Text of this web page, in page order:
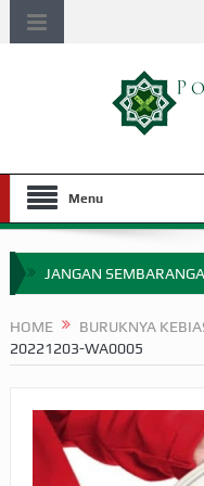
Menu
JANGAN
MIMPI YANG
SEBELUM TIBA SAAT
HAKIKAT NIKMAT DI
HOME BURUKNYA
20221203-WA0005